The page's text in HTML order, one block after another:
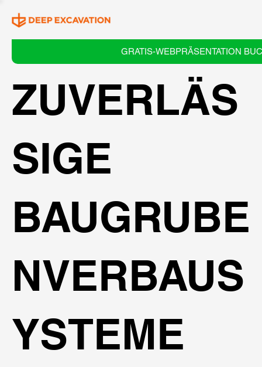
GRATIS-WEBPRÄSENTATION
ZUVERLÄS
SIGE
BAUGRUBE
NVERBAUS
YSTEME